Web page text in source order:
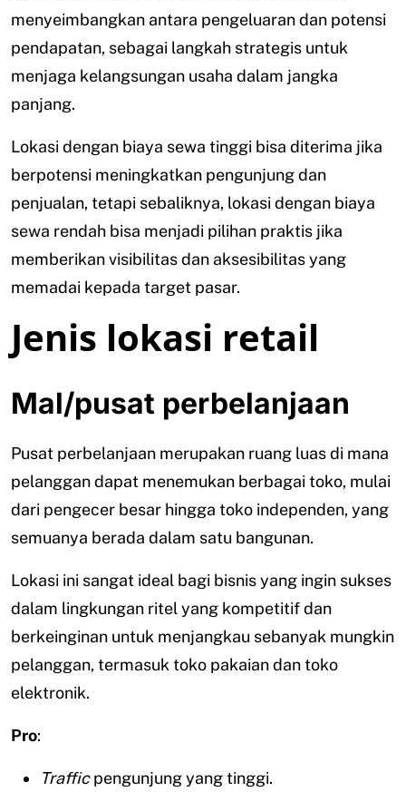
menyeimbangkan antara pengeluaran dan potensi
pendapatan, sebagai langkah strategis untuk
menjaga kelangsungan usaha dalam jangka
panjang.
Lokasi dengan biaya sewa tinggi bisa diterima jika
berpotensi meningkatkan pengunjung dan
penjualan, tetapi sebaliknya, lokasi dengan biaya
sewa rendah bisa menjadi pilihan praktis jika
memberikan visibilitas dan aksesibilitas yang
memadai kepada target pasar.
Jenis lokasi retail
Mal/pusat perbelanjaan
Pusat perbelanjaan merupakan ruang luas di mana
pelanggan dapat menemukan berbagai toko, mulai
dari pengecer besar hingga toko independen, yang
semuanya berada dalam satu bangunan.
Lokasi ini sangat ideal bagi bisnis yang ingin sukses
dalam lingkungan ritel yang kompetitif dan
berkeinginan untuk menjangkau sebanyak mungkin
pelanggan, termasuk toko pakaian dan toko
elektronik.
Pro:
Trafficpengunjung yang tinggi.